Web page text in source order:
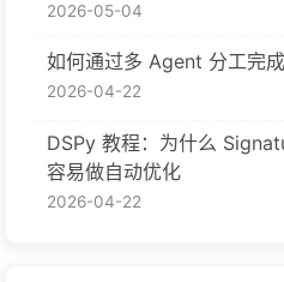
2026-05-04
如何通过多 Agent 分工完
2026-04-22
DSPy 教程：为什么
容易做自动优化
2026-04-22